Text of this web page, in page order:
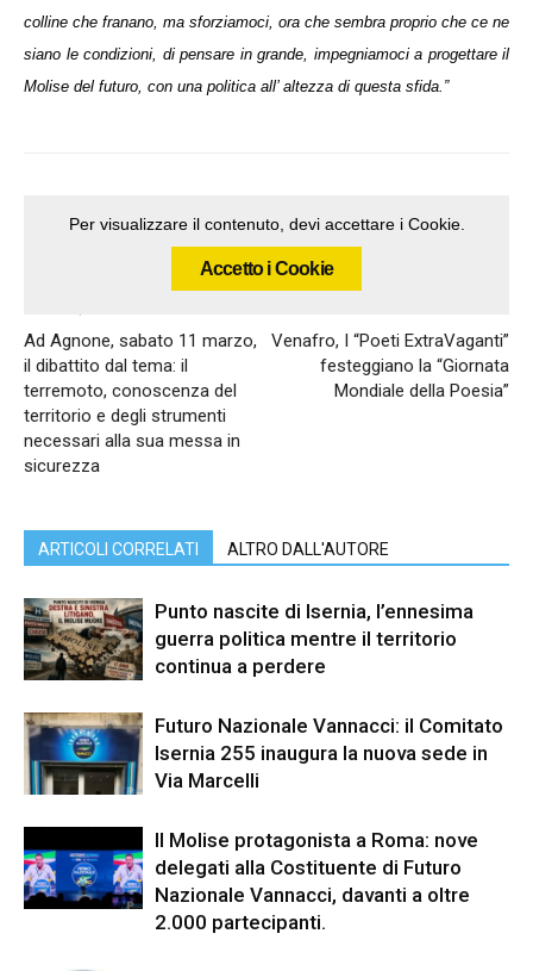
colline che franano, ma sforziamoci, ora che sembra proprio che ce ne
siano le condizioni, di pensare in grande, impegniamoci a progettare il
Molise del futuro, con una politica all’ altezza di questa sfida.”
Per visualizzare il contenuto, devi accettare i Cookie.
Accetto i Cookie
Ad Agnone, sabato 11 marzo,
il dibattito dal tema: il
terremoto, conoscenza del
territorio e degli strumenti
necessari alla sua messa in
sicurezza
Venafro, I “Poeti ExtraVaganti”
festeggiano la “Giornata
Mondiale della Poesia”
ARTICOLI CORRELATI ALTRO DALL'AUTORE
Punto nascite di Isernia, l’ennesima
guerra politica mentre il territorio
continua a perdere
Futuro Nazionale Vannacci: il Comitato
Isernia 255 inaugura la nuova sede in
Via Marcelli
Il Molise protagonista a Roma: nove
delegati alla Costituente di Futuro
Nazionale Vannacci, davanti a oltre
2.000 partecipanti.